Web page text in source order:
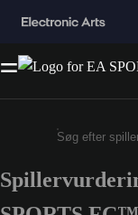
Enter a